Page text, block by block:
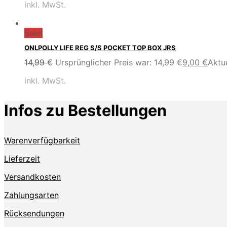
inkl. MwSt.
Sale!
ONLPOLLY LIFE REG S/S POCKET TOP BOX JRS
14,99€ Ursprünglicher Preis war: 14,99 €9,00 €
inkl. MwSt.
Infos zu Bestellungen
Warenverfügbarkeit
Lieferzeit
Versandkosten
Zahlungsarten
Rücksendungen